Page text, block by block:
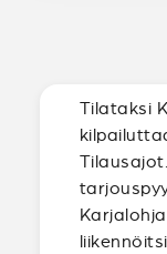
Tilataksi